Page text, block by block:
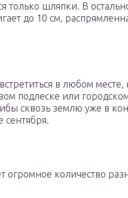
только шляпки. В
до 10 см,
в любом
подлеске или
сквозь землю уже в
сентября.
огромное количество